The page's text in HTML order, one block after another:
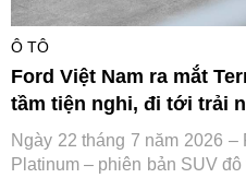
Ô TÔ
Ford Việt Nam ra mắt
tầm tiện nghi, đi tới trải
Ngày 22 tháng 7 năm 2026 –
Platinum – phiên bản SUV